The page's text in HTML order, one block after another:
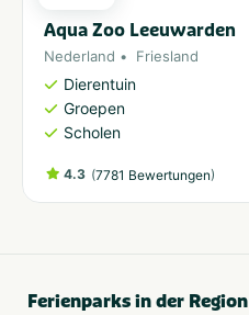
Aqua Zoo Leeuwarden
Nederland Friesland
Dierentuin
Groepen
Scholen
4.3 (7781 Bewertungen)
Ferienparks in der Region